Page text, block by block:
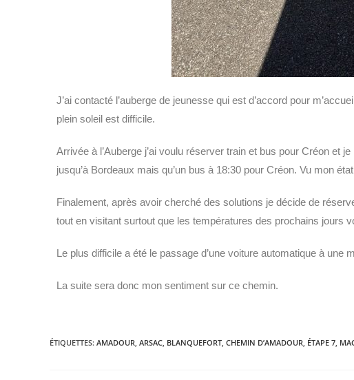
J’ai contacté l’auberge de jeunesse qui est d’accord pour
plein soleil est difficile.
Arrivée à l’Auberge j’ai voulu réserver train et bus pour Créon et
jusqu’à Bordeaux mais qu’un bus à 18:30 pour Créon. Vu mon
Finalement, après avoir cherché des solutions je décide de
tout en visitant surtout que les températures des prochains jours
Le plus difficile a été le passage d’une voiture automatique à une
La suite sera donc mon sentiment sur ce chemin.
ÉTIQUETTES: AMADOUR, ARSAC, BLANQUEFORT, CHEMIN D’AMADOUR, ÉTAPE 7,